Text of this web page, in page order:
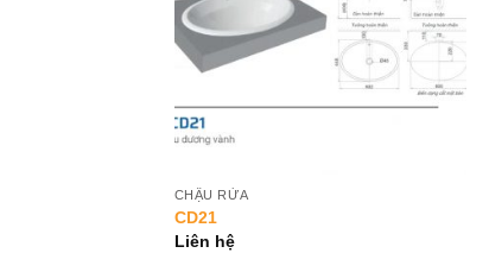
CHẬU RỬA
CD21
Liên hệ